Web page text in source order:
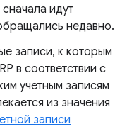
идут
недавно.
записи, к которым
в соответствии с
учетным записям
из значения
записи